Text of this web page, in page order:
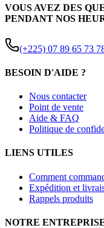
VOUS AVEZ DES
PENDANT NOS
(+225) 07 89 65 73
BESOIN D'AIDE ?
Nous contacter
Point de vente
Aide & FAQ
Politique de
LIENS UTILES
Comment
Expédition et
Rappels produits
NOTRE